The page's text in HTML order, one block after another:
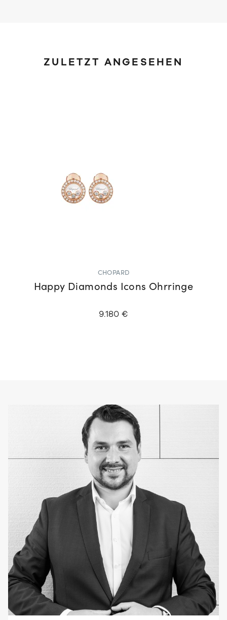
ZULETZT ANGESEHEN
CHOPARD
Happy Diamonds Icons Ohrringe
9.180 €